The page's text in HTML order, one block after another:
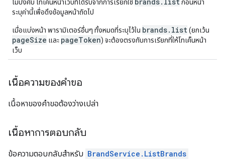
ไม่บังคับ โทเค็นหน้าเว็บที่ได้รับจากการเรียกใช้
ก่อนหน้า
ระบุค่านี้เพื่อดึงข้อมูลหน้าถัดไป
เมื่อแบ่งหน้า พารามิเตอร์อื่นๆ ทั้งหมดที่ระบุไว้ใน brands.list(ยกเว้น
pageSize และ pageToken) จะต้องตรงกับการเรียกที่ให้โทเค็นหน้า
เว็บ
เนื้อความของคำขอ
เนื้อหาของคำขอต้องว่างเปล่า
เนื้อหาการตอบกลับ
ข้อความตอบกลับสำหรับ BrandService.ListBrands